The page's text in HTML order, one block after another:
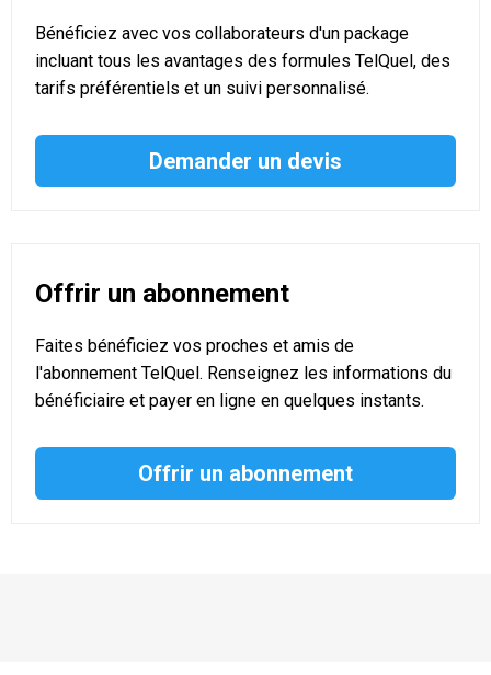
Bénéficiez avec vos collaborateurs d'un package
incluant tous les avantages des formules TelQuel, des
tarifs préférentiels et un suivi personnalisé.
Demander un devis
Offrir un abonnement
Faites bénéficiez vos proches et amis de
l'abonnement TelQuel. Renseignez les informations du
bénéficiaire et payer en ligne en quelques instants.
Offrir un abonnement